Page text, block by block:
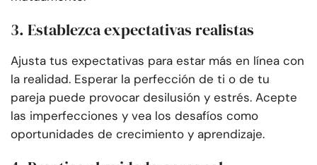
3. Establezca expectativas realistas
Ajusta tus expectativas para estar más en línea con
la realidad. Esperar la perfección de ti o de tu
pareja puede provocar desilusión y estrés. Acepte
las imperfecciones y vea los desafíos como
oportunidades de crecimiento y aprendizaje.